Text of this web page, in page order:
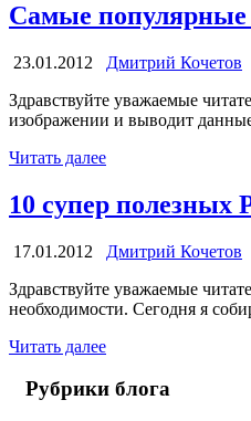
Самые популярные
23.01.2012 Дмитрий Кочетов
Здравствуйте уважаемые
изображении и выводит
Читать далее
10 супер полезных
17.01.2012 Дмитрий Кочетов
Здравствуйте уважаемые
необходимости. Сегодня я
Читать далее
Рубрики блога